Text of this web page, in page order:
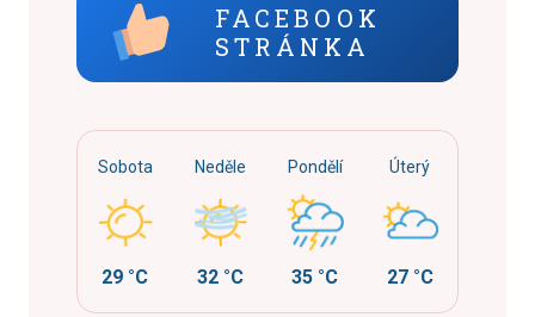
FACEBOOK
STRÁNKA
Sobota
29 °C
Neděle
32 °C
Pondělí
35 °C
Úterý
27 °C